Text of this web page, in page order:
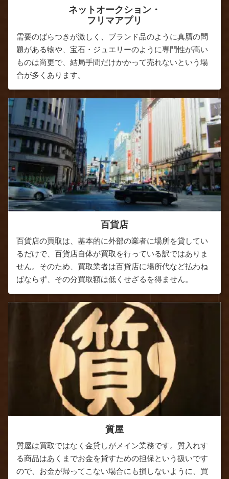
ネットオークション・
フリマアプリ
需要のばらつきが激しく、ブランド品のように真贋の問
題がある物や、宝石・ジュエリーのように専門性が高い
ものは尚更で、結局手間だけかかって売れないという場
合が多くあります。
百貨店
百貨店の買取は、基本的に外部の業者に場所を貸してい
るだけで、百貨店自体が買取を行っている訳ではありま
せん。そのため、買取業者は百貨店に場所代など払わね
ばならず、その分買取額は低くせざるを得ません。
質屋
質屋は買取ではなく金貸しがメイン業務です。質入れす
る商品はあくまでお金を貸すための担保という扱いです
ので、お金が帰ってこない場合にも損しないように、買